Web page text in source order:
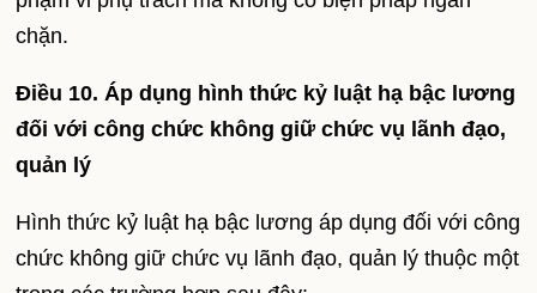
chặn.
Điều 10. Áp dụng hình thức kỷ luật hạ bậc lương
đối với công chức không giữ chức vụ lãnh đạo,
quản lý
Hình thức kỷ luật hạ bậc lương áp dụng đối với công
chức không giữ chức vụ lãnh đạo, quản lý thuộc một